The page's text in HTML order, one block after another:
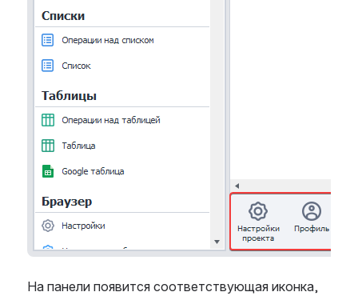
На панели появится соответствующая иконка,